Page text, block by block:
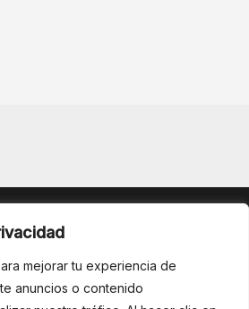
mejorar tu experiencia de
anuncios o contenido